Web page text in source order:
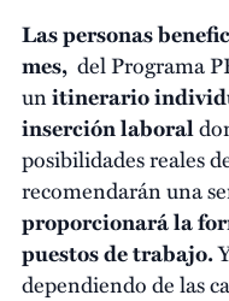
Las personas
mes, del Programa
unitinerario
inserción laboral
posibilidades reales
recomendarán una
proporcionará la
puestos de trabajo.
dependiendo de las